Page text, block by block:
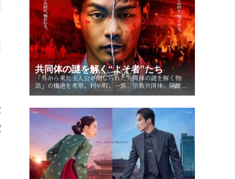
共同体の謎を解く“よそ者”たち
「外から来た主人公が閉じられた共同体の謎を解く物
語」の構造を考察。村や町、一族、宗教共同体、隔離社